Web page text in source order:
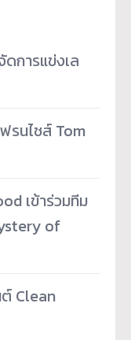
ดการแข่งเล
รนไชส์ Tom
เข้าร่วมทีม
of
Clean